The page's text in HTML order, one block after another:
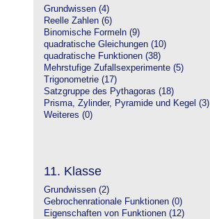
Grundwissen (4)
Reelle Zahlen (6)
Binomische Formeln (9)
quadratische Gleichungen (10)
quadratische Funktionen (38)
Mehrstufige Zufallsexperimente (5)
Trigonometrie (17)
Satzgruppe des Pythagoras (18)
Prisma, Zylinder, Pyramide und Kegel (3)
Weiteres (0)
11. Klasse
Grundwissen (2)
Gebrochenrationale Funktionen (0)
Eigenschaften von Funktionen (12)